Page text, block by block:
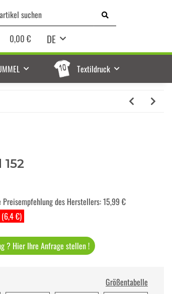
DE
0,00 €
Textildruck
(6,4 €)
Preisempfehlung des Herstellers:15,99 €
? Hier Ihre Anfrage stellen !
Größentabelle